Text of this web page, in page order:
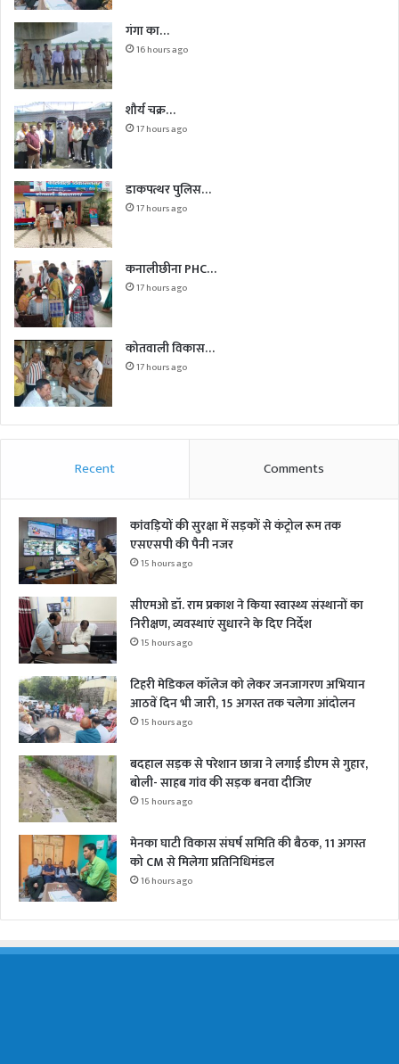
गंगा का…
16 hours ago
शौर्य चक्र…
17 hours ago
डाकपत्थर पुलिस…
17 hours ago
कनालीछीना PHC…
17 hours ago
कोतवाली विकास…
17 hours ago
Recent Comments
कांवड़ियों की सुरक्षा में सड़कों से कंट्रोल रूम तक
एसएसपी की पैनी नजर
15 hours ago
सीएमओ डॉ. राम प्रकाश ने किया स्वास्थ्य संस्थानों का
निरीक्षण, व्यवस्थाएं सुधारने के दिए निर्देश
15 hours ago
टिहरी मेडिकल कॉलेज को लेकर जनजागरण अभियान
आठवें दिन भी जारी, 15 अगस्त तक चलेगा आंदोलन
15 hours ago
बदहाल सड़क से परेशान छात्रा ने लगाई डीएम से गुहार,
बोली- साहब गांव की सड़क बनवा दीजिए
15 hours ago
मेनका घाटी विकास संघर्ष समिति की बैठक, 11 अगस्त
को CM से मिलेगा प्रतिनिधिमंडल
16 hours ago